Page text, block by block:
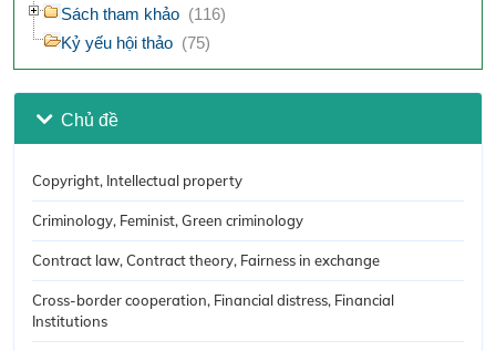
Sách tham khảo (116)
Kỷ yếu hội thảo (75)
Chủ đề
Copyright, Intellectual property
Criminology, Feminist, Green criminology
Contract law, Contract theory, Fairness in exchange
Cross-border cooperation, Financial distress, Financial
Institutions